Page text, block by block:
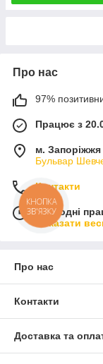
Про нас
97%
Працює з
м. Запоріжжя
Бульвар
Контакти
Сьогодні
Показати
Про нас
Контакти
Доставка та